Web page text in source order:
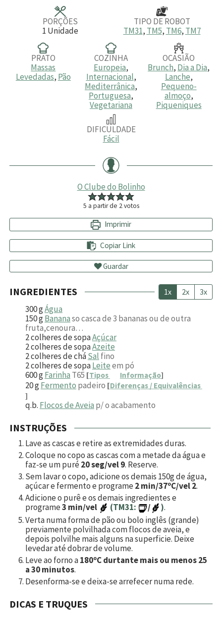
PORÇÕES
1 Unidade
TIPO DE ROBOT
TM31, TM5, TM6, TM7
PRATO
Massas
Levedadas, Pão
COZINHA
Europeia,
Internacional,
Mediterrânica,
Portuguesa,
Vegetariana
OCASIÃO
Brunch, Dia a Dia,
Lanche,
Pequeno-
almoço,
Piqueniques
DIFICULDADE
Fácil
O Clube do Bolinho
5 a partir de 2votos
Imprimir
Copiar Link
Guardar
INGREDIENTES 1x 2x 3x
300gÁgua
150gBananaso casca de 3 bananas ou de outra
fruta,cenoura…
2colheres de sopaAçúcar
2colheres de sopaAzeite
2colheres de cháSal fino
2colheres de sopaLeiteem pó
600gFarinha T65 [Tipos Informação]
20gFermento padeiro [Diferenças / Equivalências
]
q.b. Flocos de Aveia p/ o acabamento
INSTRUÇÕES
Lave as cascas e retire as extremidades duras.
Coloque no copo as cascas com a metade da água e
faz-se um puré20 seg/vel 9. Reserve.
Sem lavar o copo, adicione os demais 150g de água,
açúcar e fermento e programe2 min/37ºC/vel 2.
Adicione o purê e os demais ingredientes e
programe3 min/vel (TM31: / ).
Verta numa forma de pão ou bolo inglês (grande)
previamente polvilhada com flocos de aveia, e
depois polvilhe mais alguns na superficie. Deixe
levedar até dobrar de volume.
Leve ao forno a180ºC durtante mais ou menos 25
a 30 minutos.
Desenforma-se e deixa-se arrefecer numa rede.
DICAS E TRUQUES